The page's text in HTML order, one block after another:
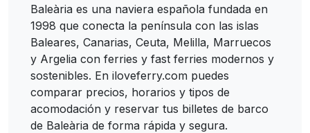
Baleària es una naviera española fundada en
1998 que conecta la península con las islas
Baleares, Canarias, Ceuta, Melilla, Marruecos
y Argelia con ferries y fast ferries modernos y
sostenibles. En iloveferry.com puedes
comparar precios, horarios y tipos de
acomodación y reservar tus billetes de barco
de Baleària de forma rápida y segura.